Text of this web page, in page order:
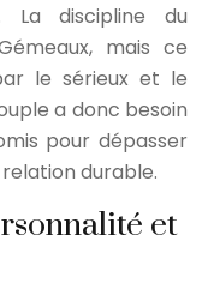
La discipline du
mais ce
le sérieux et le
a donc besoin
pour dépasser
durable.
et